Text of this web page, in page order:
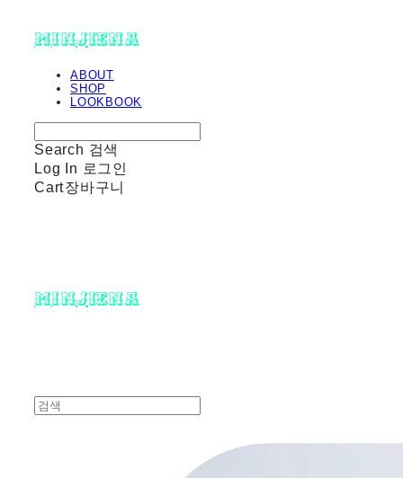
minjiena
ABOUT
SHOP
LOOKBOOK
Search 검색
Log In 로그인
Cart장바구니
minjiena